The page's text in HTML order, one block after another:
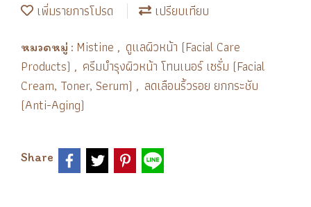
เพิ่มรายการโปรด เปรียบเทียบ
หมวดหมู่ : Mistine , ดูแลผิวหน้า (Facial Care
Products) , ครีมบำรุงผิวหน้า โทนเนอร์ เซรั่ม (Facial
Cream, Toner, Serum) , ลดเลือนริ้วรอย ยกกระชับ
(Anti-Aging)
Share